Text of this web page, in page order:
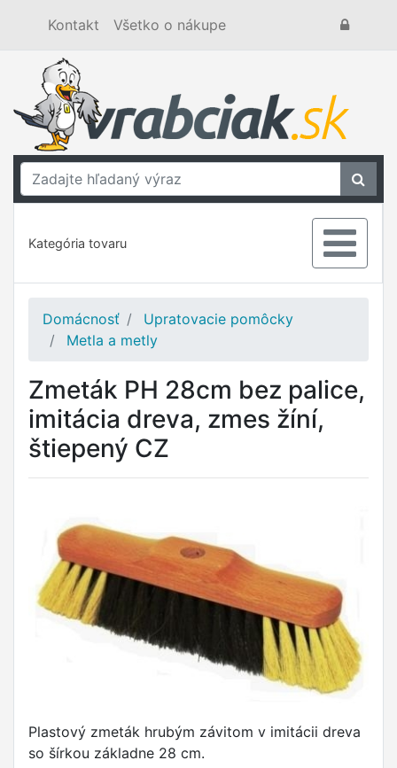
Kontakt Všetko o nákupe
Kategória tovaru
Domácnosť
Upratovacie pomôcky
Metla a metly
Zmeták PH 28cm bez palice,
imitácia dreva, zmes žíní,
štiepený CZ
Plastový zmeták hrubým závitom v imitácii dreva
so šírkou základne 28 cm.